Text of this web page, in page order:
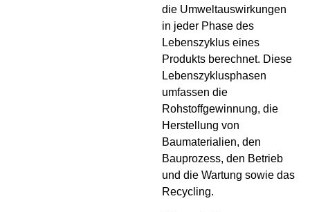
die Umweltauswirkungen
in jeder Phase des
Lebenszyklus eines
Produkts berechnet. Diese
Lebenszyklusphasen
umfassen die
Rohstoffgewinnung, die
Herstellung von
Baumaterialien, den
Bauprozess, den Betrieb
und die Wartung sowie das
Recycling.